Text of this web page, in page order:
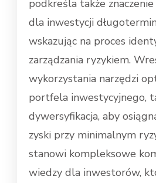
podkreśla także
dla inwestycji
wskazując na proces
zarządzania ryzykiem.
wykorzystania narzędzi
portfela inwestycyjnego,
dywersyfikacja, aby
zyski przy minimalnym
stanowi kompleksowe
wiedzy dla inwestorów,